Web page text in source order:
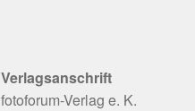
Verlagsanschrift
fotoforum-Verlag e. K.